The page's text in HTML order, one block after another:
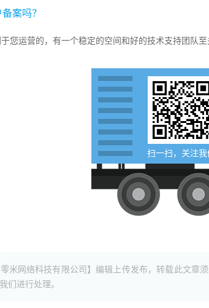
案吗？
您运营的，有一个稳定的空间和好的技术支持团队
扫一扫，关注我
米网络科技有限公司】编辑上传发布，转载此文章
们进行处理。